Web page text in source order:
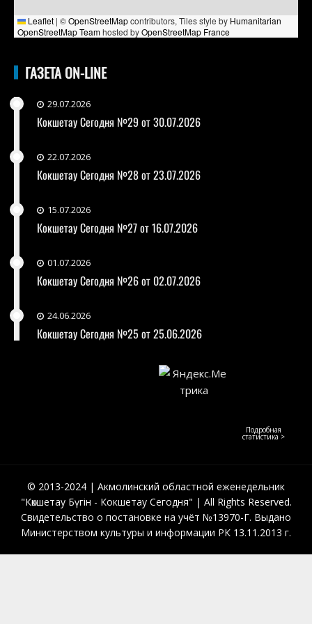
Leaflet | ©OpenStreetMapcontributors, Tiles style by Humanitarian
OpenStreetMap Teamhosted byOpenStreetMap France
ГАЗЕТА ON-LINE
29.07.2026
Кокшетау Сегодня №29 от 30.07.2026
22.07.2026
Кокшетау Сегодня №28 от 23.07.2026
15.07.2026
Кокшетау Сегодня №27 от 16.07.2026
01.07.2026
Кокшетау Сегодня №26 от 02.07.2026
24.06.2026
Кокшетау Сегодня №25 от 25.06.2026
Подробная
статистика >
© 2013-2024 | Акмолинский областной еженедельник
"Көкшетау Бүгін - Кокшетау Сегодня" | All Rights Reserved.
Свидетельство о постановке на учёт №13970-Г. Выдано
Министерством культуры и информации РК 13.11.2013 г.